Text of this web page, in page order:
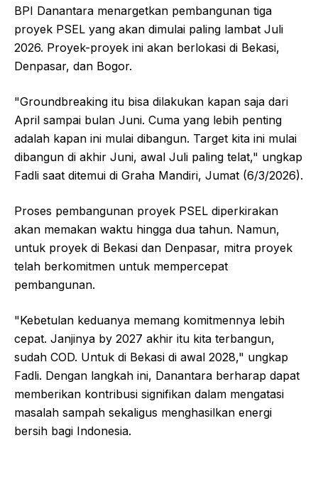
BPI Danantara menargetkan pembangunan tiga
proyek PSEL yang akan dimulai paling lambat Juli
2026. Proyek-proyek ini akan berlokasi di Bekasi,
Denpasar, dan Bogor.
"Groundbreaking itu bisa dilakukan kapan saja dari
April sampai bulan Juni. Cuma yang lebih penting
adalah kapan ini mulai dibangun. Target kita ini mulai
dibangun di akhir Juni, awal Juli paling telat," ungkap
Fadli saat ditemui di Graha Mandiri, Jumat (6/3/2026).
Proses pembangunan proyek PSEL diperkirakan
akan memakan waktu hingga dua tahun. Namun,
untuk proyek di Bekasi dan Denpasar, mitra proyek
telah berkomitmen untuk mempercepat
pembangunan.
"Kebetulan keduanya memang komitmennya lebih
cepat. Janjinya by 2027 akhir itu kita terbangun,
sudah COD. Untuk di Bekasi di awal 2028," ungkap
Fadli. Dengan langkah ini, Danantara berharap dapat
memberikan kontribusi signifikan dalam mengatasi
masalah sampah sekaligus menghasilkan energi
bersih bagi Indonesia.